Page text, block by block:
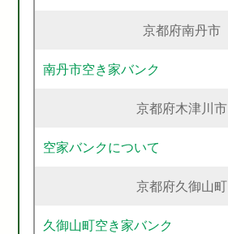
京都府南丹市
南丹市空き家バンク
京都府木津川市
空家バンクについて
京都府久御山町
久御山町空き家バンク